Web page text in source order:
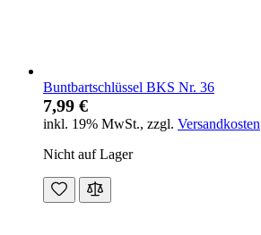
Buntbartschlüssel BKS Nr. 36
7,99 €
inkl. 19% MwSt., zzgl. Versandkosten
Nicht auf Lager